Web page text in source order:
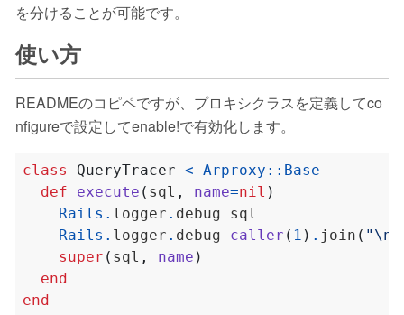
を分けることが可能です。
使い方
READMEのコピペですが、プロキシクラスを定義してco
nfigureで設定してenable!で有効化します。
class QueryTracer < Arproxy :: Base
def
execute ( sql , name=nil )
Rails . logger .
Rails . logger . debug caller ( 1 ) . join ( " \n
super ( sql , name )
end
end